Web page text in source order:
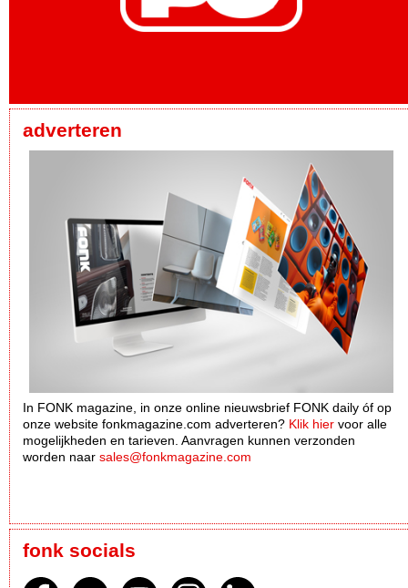
adverteren
In FONK magazine, in onze online nieuwsbrief FONK daily óf op
onze website fonkmagazine.com adverteren? Klik hier voor alle
mogelijkheden en tarieven. Aanvragen kunnen verzonden
worden naar sales@fonkmagazine.com
fonk socials